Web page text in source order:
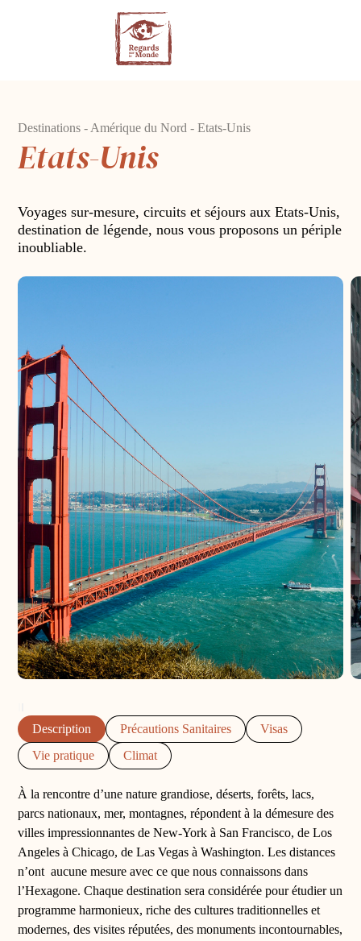
Destinations - Amérique du Nord - Etats-Unis
Etats-Unis
Voyages sur-mesure, circuits et séjours aux Etats-Unis,
destination de légende, nous vous proposons un périple
inoubliable.
Description Précautions Sanitaires
Visas
Vie pratique
Climat
À la rencontre d’une nature grandiose, déserts, forêts, lacs,
parcs nationaux, mer, montagnes, répondent à la démesure des
villes impressionnantes de New-York à San Francisco, de Los
Angeles à Chicago, de Las Vegas à Washington. Les distances
n’ont aucune mesure avec ce que nous connaissons dans
l’Hexagone. Chaque destination sera considérée pour étudier un
programme harmonieux, riche des cultures traditionnelles et
modernes, des visites réputées, des monuments incontournables,